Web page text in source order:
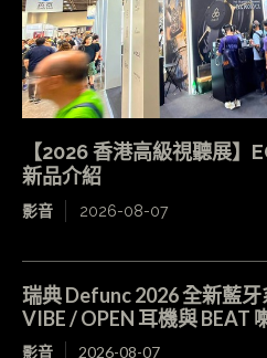
【2026 香港高級視聽展】
新品介紹
影音 2026-08-07
瑞典 Defunc 2026 全新藍
VIBE / OPEN 耳機與 BEAT
影音 2026-08-07